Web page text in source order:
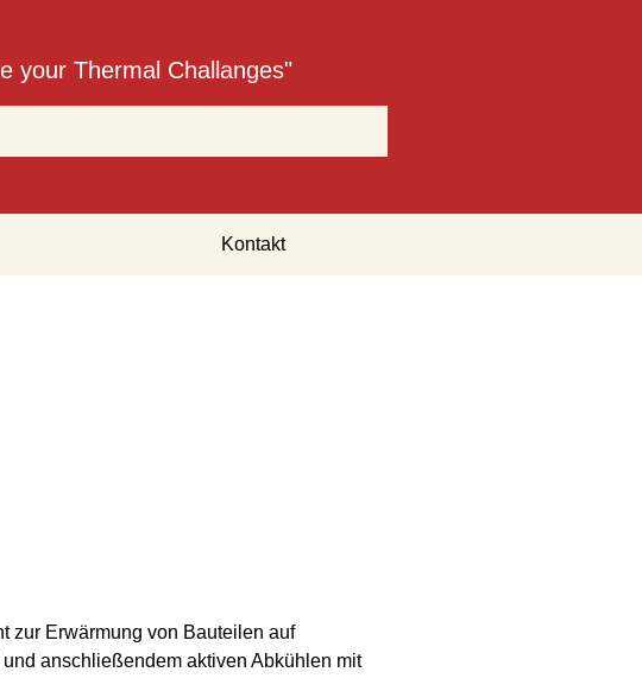
your Thermal Challanges"
Kontakt
zur Erwärmung von Bauteilen auf
anschließendem aktiven Abkühlen mit